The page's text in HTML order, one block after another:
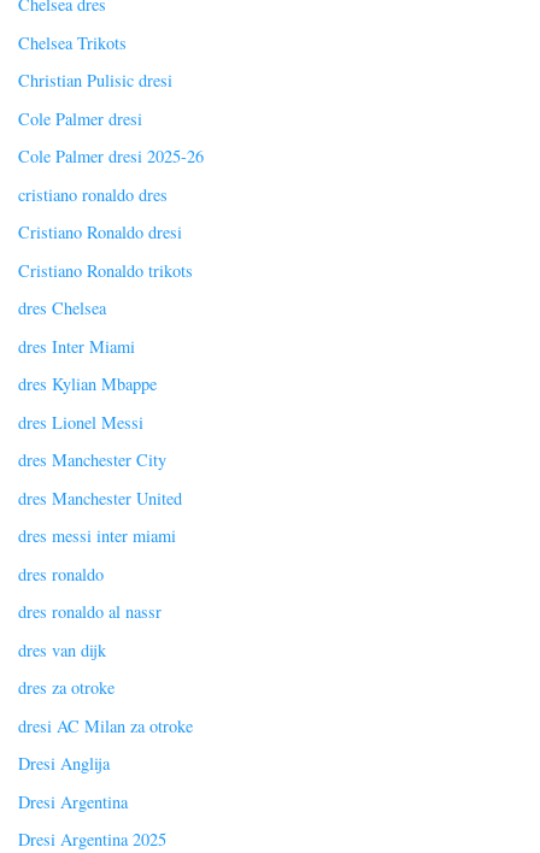
Chelsea Trikots
Christian Pulisic dresi
Cole Palmer dresi
Cole Palmer dresi 2025-26
cristiano ronaldo dres
Cristiano Ronaldo dresi
Cristiano Ronaldo trikots
dres Chelsea
dres Inter Miami
dres Kylian Mbappe
dres Lionel Messi
dres Manchester City
dres Manchester United
dres messi inter miami
dres ronaldo
dres ronaldo al nassr
dres van dijk
dres za otroke
dresi AC Milan za otroke
Dresi Anglija
Dresi Argentina
Dresi Argentina 2025